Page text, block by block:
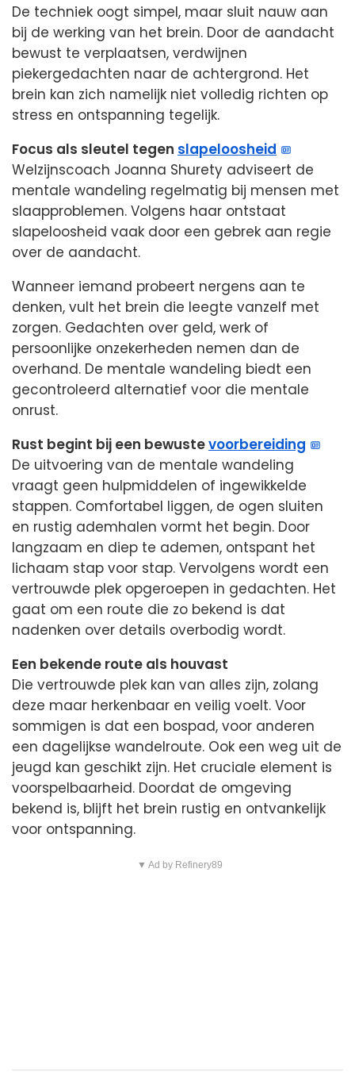
De techniek oogt simpel, maar sluit nauw aan
bij de werking van het brein. Door de aandacht
bewust te verplaatsen, verdwijnen
piekergedachten naar de achtergrond. Het
brein kan zich namelijk niet volledig richten op
stress en ontspanning tegelijk.
Focus als sleutel tegen slapeloosheid
Welzijnscoach Joanna Shurety adviseert de
mentale wandeling regelmatig bij mensen met
slaapproblemen. Volgens haar ontstaat
slapeloosheid vaak door een gebrek aan regie
over de aandacht.
Wanneer iemand probeert nergens aan te
denken, vult het brein die leegte vanzelf met
zorgen. Gedachten over geld, werk of
persoonlijke onzekerheden nemen dan de
overhand. De mentale wandeling biedt een
gecontroleerd alternatief voor die mentale
onrust.
Rust begint bij een bewustevoorbereiding
De uitvoering van de mentale wandeling
vraagt geen hulpmiddelen of ingewikkelde
stappen. Comfortabel liggen, de ogen sluiten
en rustig ademhalen vormt het begin. Door
langzaam en diep te ademen, ontspant het
lichaam stap voor stap. Vervolgens wordt een
vertrouwde plek opgeroepen in gedachten. Het
gaat om een route die zo bekend is dat
nadenken over details overbodig wordt.
Een bekende route als houvast
Die vertrouwde plek kan van alles zijn, zolang
deze maar herkenbaar en veilig voelt. Voor
sommigen is dat een bospad, voor anderen
een dagelijkse wandelroute. Ook een weg uit de
jeugd kan geschikt zijn. Het cruciale element is
voorspelbaarheid. Doordat de omgeving
bekend is, blijft het brein rustig en ontvankelijk
voor ontspanning.
▼ Ad by Refinery89